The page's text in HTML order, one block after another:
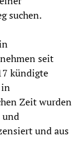
suchen.
seit
kündigte
in
Zeit wurden
und
und aus